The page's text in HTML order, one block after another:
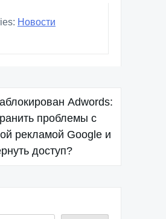
Новости
Adwords:
проблемы с
рекламой Google и
доступ?